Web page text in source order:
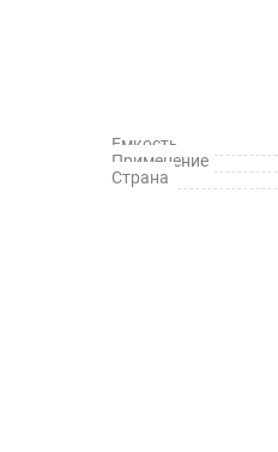
Емкость
Применение
Страна